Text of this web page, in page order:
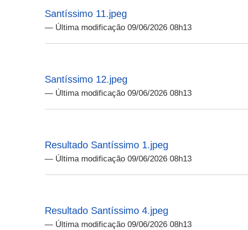
Santíssimo 11.jpeg
— Última modificação 09/06/2026 08h13
Santíssimo 12.jpeg
— Última modificação 09/06/2026 08h13
Resultado Santíssimo 1.jpeg
— Última modificação 09/06/2026 08h13
Resultado Santíssimo 4.jpeg
— Última modificação 09/06/2026 08h13